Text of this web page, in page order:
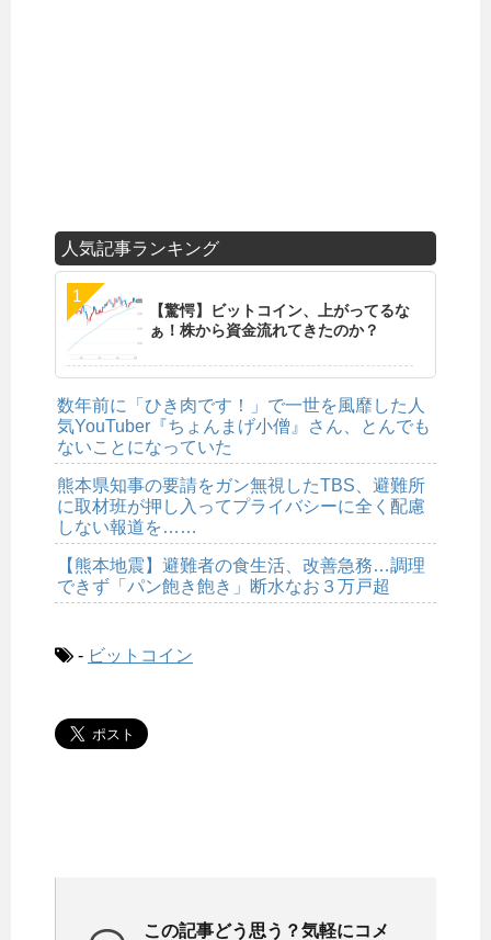
人気記事ランキング
【驚愕】ビットコイン、上がってるな
ぁ！株から資金流れてきたのか？
数年前に「ひき肉です！」で一世を風靡した人
気YouTuber『ちょんまげ小僧』さん、とんでも
ないことになっていた
熊本県知事の要請をガン無視したTBS、避難所
に取材班が押し入ってプライバシーに全く配慮
しない報道を……
【熊本地震】避難者の食生活、改善急務…調理
できず「パン飽き飽き」断水なお３万戸超
- ビットコイン
この記事どう思う？気軽にコメ